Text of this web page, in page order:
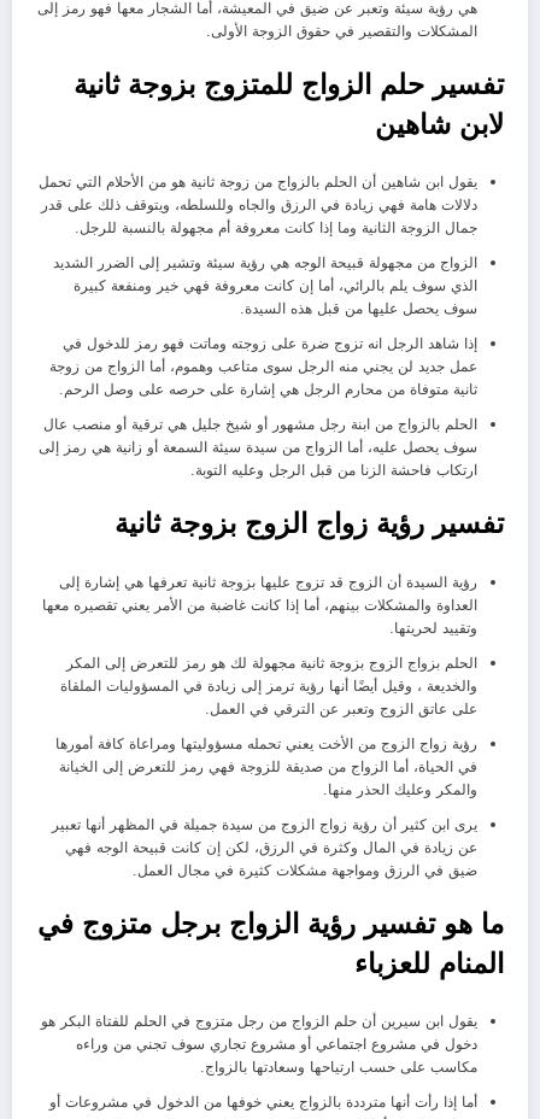
هي رؤية سيئة وتعبر عن ضيق في المعيشة، أما الشجار معها فهو رمز إلى
المشكلات والتقصير في حقوق الزوجة الأولى.
تفسير حلم الزواج للمتزوج بزوجة ثانية
لابن شاهين
يقول ابن شاهين أن الحلم بالزواج من زوجة ثانية هو من الأحلام التي تحمل
دلالات هامة فهي زيادة في الرزق والجاه وللسلطه، ويتوقف ذلك على قدر
جمال الزوجة الثانية وما إذا كانت معروفة أم مجهولة بالنسبة للرجل.
الزواج من مجهولة قبيحة الوجه هي رؤية سيئة وتشير إلى الضرر الشديد
الذي سوف يلم بالرائي، أما إن كانت معروفة فهي خير ومنفعة كبيرة
سوف يحصل عليها من قبل هذه السيدة.
إذا شاهد الرجل انه تزوج ضرة على زوجته وماتت فهو رمز للدخول في
عمل جديد لن يجني منه الرجل سوى متاعب وهموم، أما الزواج من زوجة
ثانية متوفاة من محارم الرجل هي إشارة على حرصه على وصل الرحم.
الحلم بالزواج من ابنة رجل مشهور أو شيخ جليل هي ترقية أو منصب عال
سوف يحصل عليه، أما الزواج من سيدة سيئة السمعة أو زانية هي رمز إلى
ارتكاب فاحشة الزنا من قبل الرجل وعليه التوبة.
تفسير رؤية زواج الزوج بزوجة ثانية
رؤية السيدة أن الزوج قد تزوج عليها بزوجة ثانية تعرفها هي إشارة إلى
العداوة والمشكلات بينهم، أما إذا كانت غاضبة من الأمر يعني تقصيره معها
وتقييد لحريتها.
الحلم بزواج الزوج بزوجة ثانية مجهولة لك هو رمز للتعرض إلى المكر
والخديعة ، وقيل أيضًا أنها رؤية ترمز إلى زيادة في المسؤوليات الملقاة
على عاتق الزوج وتعبر عن الترقي في العمل.
رؤية زواج الزوج من الأخت يعني تحمله مسؤوليتها ومراعاة كافة أمورها
في الحياة، أما الزواج من صديقة للزوجة فهي رمز للتعرض إلى الخيانة
والمكر وعليك الحذر منها.
يرى ابن كثير أن رؤية زواج الزوج من سيدة جميلة في المظهر أنها تعبير
عن زيادة في المال وكثرة في الرزق، لكن إن كانت قبيحة الوجه فهي
ضيق في الرزق ومواجهة مشكلات كثيرة في مجال العمل.
ما هو تفسير رؤية الزواج برجل متزوج في
المنام للعزباء
يقول ابن سيرين أن حلم الزواج من رجل متزوج في الحلم للفتاة البكر هو
دخول في مشروع اجتماعي أو مشروع تجاري سوف تجني من وراءه
مكاسب على حسب ارتياحها وسعادتها بالزواج.
أما إذا رأت أنها مترددة بالزواج يعني خوفها من الدخول في مشروعات أو